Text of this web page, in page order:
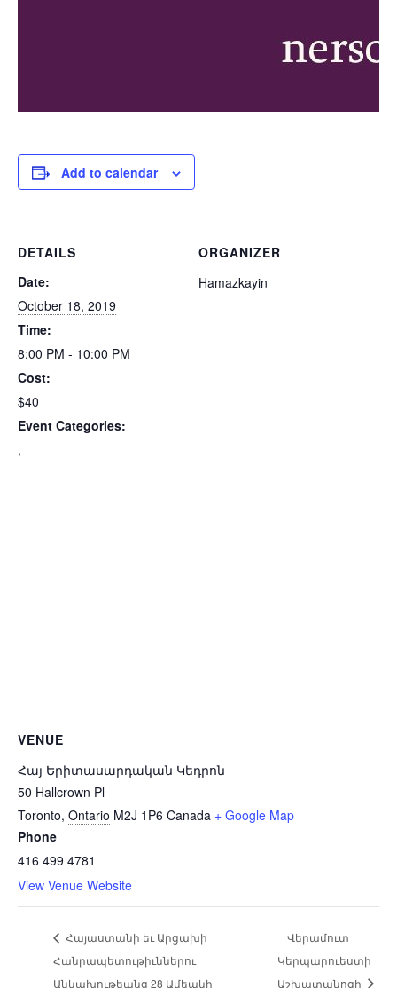
Add to calendar
DETAILS
Date:
October 18, 2019
Time:
8:00 PM - 10:00 PM
Cost:
$40
Event Categories:
,
ORGANIZER
Hamazkayin
VENUE
Հայ Երիտասարդական Կեդրոն
50 Hallcrown Pl
Toronto, Ontario M2J 1P6 Canada + Google Map
Phone
416 499 4781
View Venue Website
Հայաստանի եւ Արցախի
Հանրապետութիւններու
Անկախութեանց 28 Ամեակի
Վերամուտ
Կերպարուեստի
Աշխատանոցի